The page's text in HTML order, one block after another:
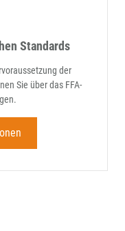
Standards
der
Sie über das FFA-